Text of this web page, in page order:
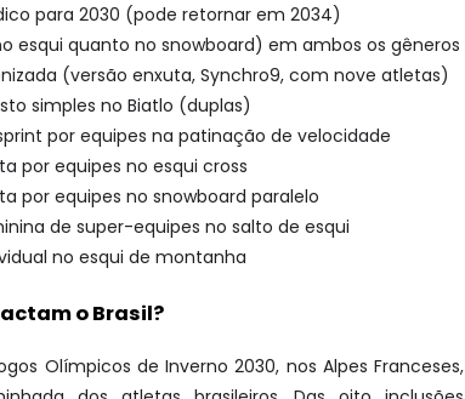
para 2030 (pode retornar em 2034)
esqui quanto no snowboard) em ambos os gêneros
(versão enxuta, Synchro9, com nove atletas)
simples no Biatlo (duplas)
por equipes na patinação de velocidade
por equipes no esqui cross
por equipes no snowboard paralelo
de super-equipes no salto de esqui
no esqui de montanha
o Brasil?
Olímpicos de Inverno 2030, nos Alpes Franceses,